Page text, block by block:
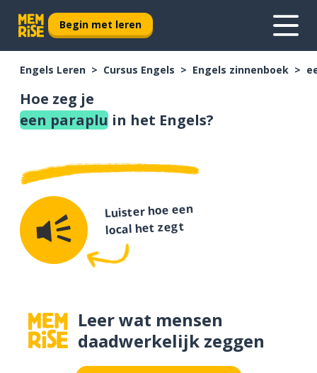
Begin met leren
Engels Leren Cursus Engels Engels zinnenboek
Hoe zeg je
een paraplu in het Engels?
Luister hoe een
local het zegt
Leer wat mensen
daadwerkelijk zeggen